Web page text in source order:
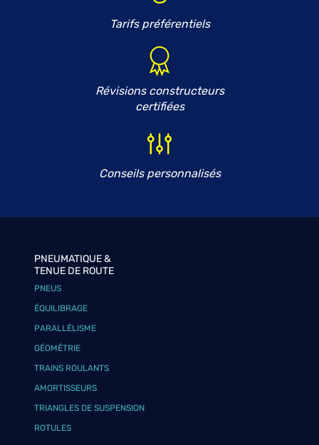
Tarifs préférentiels
Révisions constructeurs
certifiées
Conseils personnalisés
PNEUMATIQUE &
TENUE DE ROUTE
PNEUS
ÉQUILIBRAGE
PARALLÉLISME
GÉOMÉTRIE
TRAINS ROULANTS
AMORTISSEURS
TRIANGLES DE SUSPENSION
ROTULES